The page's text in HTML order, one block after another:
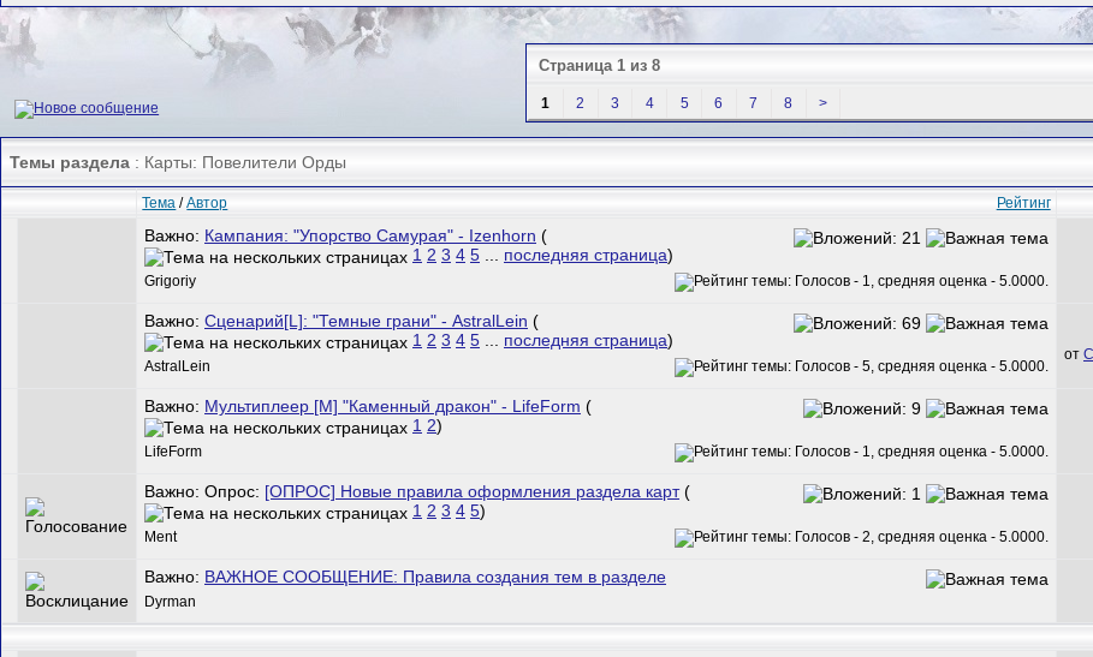
Страница 1 из 8
1 2 3 4 5 6 7 8 >
Темы раздела : Карты: Повелители Орды
Рейтинг
Тема /Автор
Важно: Кампания: "Упорство Самурая" - Izenhorn (
1 2 3 4 5 ... последняя страница)
Grigoriy
Важно: Сценарий[L]: "Темные грани" - AstralLein (
1 2 3 4 5 ... последняя страница)
AstralLein
от
Важно: Мультиплеер [M] "Каменный дракон" - LifeForm (
1 2)
LifeForm
Важно: Опрос: [ОПРОС] Новые правила оформления раздела карт (
1 2 3 4 5)
Ment
Важно: ВАЖНОЕ СООБЩЕНИЕ: Правила создания тем в разделе
Dyrman